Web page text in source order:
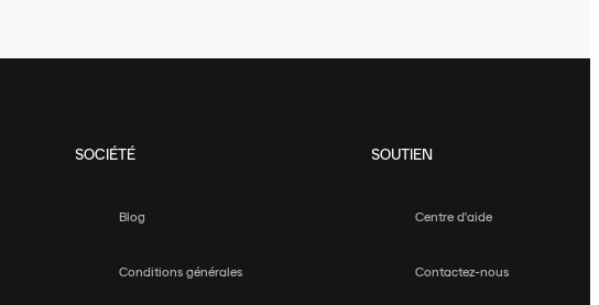
SOCIÉTÉ
Blog
Conditions générales
SOUTIEN
Centre d'aide
Contactez-nous